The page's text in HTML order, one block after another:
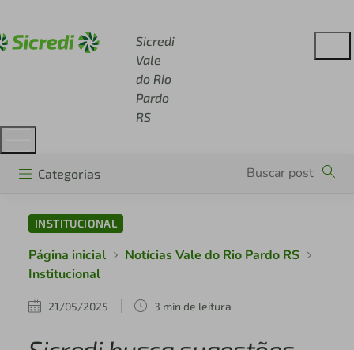
Sicredi
Vale
do Rio
Pardo
RS
Categorias
INSTITUCIONAL
Página inicial
Notícias Vale do Rio Pardo RS
Institucional
21/05/2025 3 min de leitura